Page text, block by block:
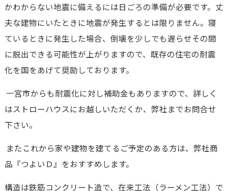
かわからない地震に備えるには日ごろの準備が必要です。丈
夫な建物にいたときに地震が発生するとは限りません。寝
ているときに発生した場合、倒壊を少しでも遅らせその間
に脱出できる可能性が上がりますので、既存の住宅の耐震
化を国をあげて奨励しております。
一宮市からも耐震化に対し補助金もありますので、詳しく
はストローハウスにお越しいただくか、弊社までお問合せ
下さい。
またこれから家や建物を建てるご予定のある方は、弊社商
品『つよいＤ』をおすすめします。
構造は鉄筋コンクリート造で、在来工法（ラーメン工法）で